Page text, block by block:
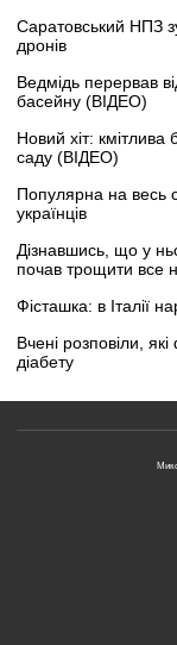
Саратовський НПЗ
дронів
Ведмідь перервав
басейну (ВІДЕО)
Новий хіт:
саду (ВІДЕО)
Популярна на весь
українців
Дізнавшись, що у
почав трощити все
Фісташка: в Італії
Вчені розповіли,
діабету